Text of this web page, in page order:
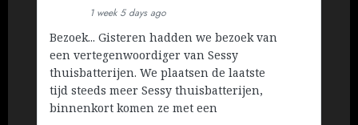
1 week 5 days ago
Bezoek... Gisteren hadden we bezoek van
een vertegenwoordiger van Sessy
thuisbatterijen. We plaatsen de laatste
tijd steeds meer Sessy thuisbatterijen,
binnenkort komen ze met een